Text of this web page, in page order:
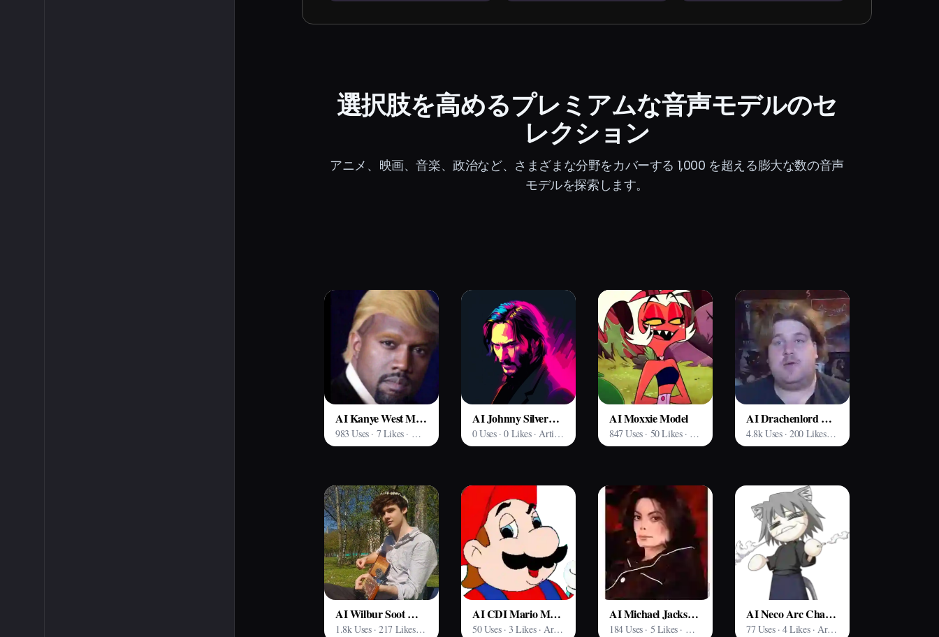
選択肢を高めるプレミアムな音声モデルのセ
レクション
アニメ、映画、音楽、政治など、さまざまな分野をカバーする 1,000 を超える膨大な数の音声
モデルを探索します。
AI Kanye West Model
983 Uses · 7 Likes · Arting AI
AI Johnny Silverhand Model
0 Uses · 0 Likes · Arting AI
AI Moxxie Model
847 Uses · 50 Likes · Arting AI
AI Drachenlord Model
4.8k Uses · 200 Likes · Arting AI
AI Wilbur Soot Model
1.8k Uses · 217 Likes · Arting AI
AI CDI Mario Model
50 Uses · 3 Likes · Arting AI
AI Michael Jackson Invincible Era Raspy Model
184 Uses · 5 Likes · Arting AI
AI Neco Arc Chaos Model
77 Uses · 4 Likes · Arting AI